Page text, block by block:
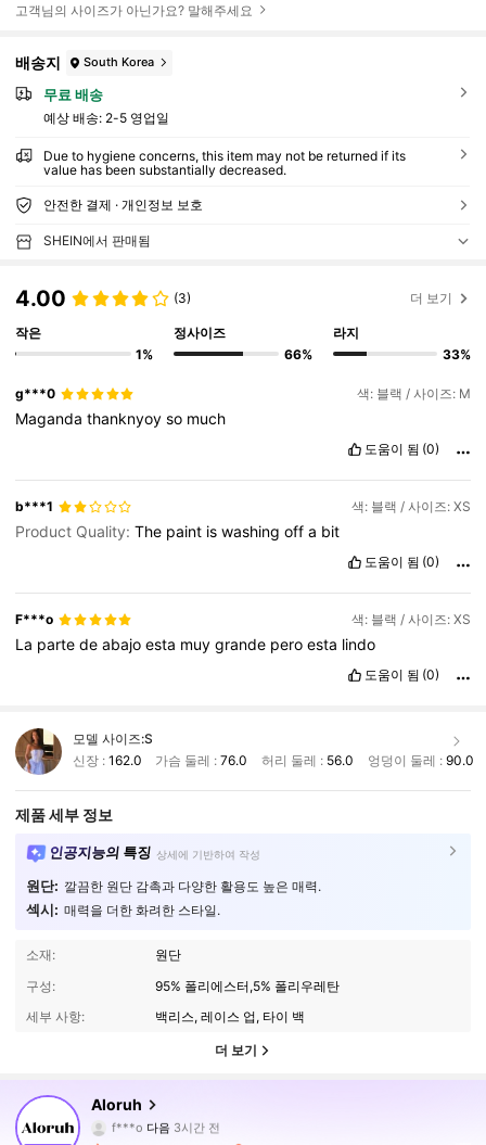
고객님의 사이즈가 아닌가요? 말해주세요
배송지 South Korea
무료 배송
예상 배송: 2-5 영업일
Due to hygiene concerns, this item may not be returned if its
value has been substantially decreased.
안전한 결제 · 개인정보 보호
SHEIN에서 판매됨
4.00 (3) 더 보기
작은
1%
정사이즈
66%
라지
33%
g***0 색: 블랙 / 사이즈: M
Magandathanknyoyso much
도움이 됨 (0)
b***1 색: 블랙 / 사이즈: XS
Product Quality:The paint iswashingoffa bit
도움이 됨 (0)
F***o 색: 블랙 / 사이즈: XS
La partedeabajoesta muygrande peroesta lindo
도움이 됨 (0)
모델 사이즈:S
신장 : 162.0 가슴 둘레 :76.0 허리 둘레 : 56.0 엉덩이 둘레 : 90.0
제품 세부 정보
인공지능의 특징 상세에 기반하여 작성
원단: 깔끔한 원단 감촉과 다양한 활용도 높은 매력.
섹시: 매력을 더한 화려한 스타일.
소재:
원단
구성:
95% 폴리에스터,5% 폴리우레탄
세부 사항:
백리스, 레이스 업, 타이 백
더 보기
Aloruh
f***o 다음 3시간 전